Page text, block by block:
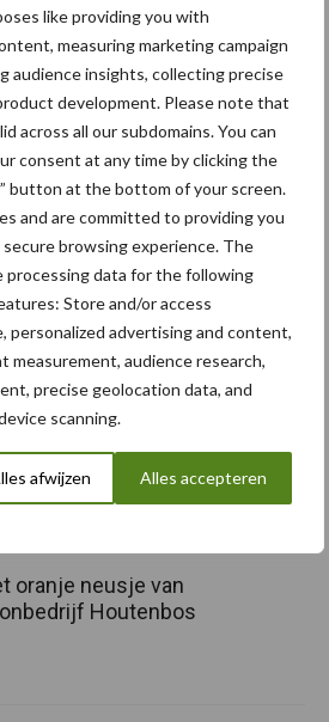
like providing you with
measuring marketing campaign
audience insights, collecting precise
development. Please note that
across all our subdomains. You can
consent at any time by clicking the
button at the bottom of your screen.
and are committed to providing you
browsing experience. The
processing data for the following
Store and/or access
personalized advertising and content,
measurement, audience research,
precise geolocation data, and
scanning.
afwijzen Alles accepteren
ontvangers die met kwaliteit in het
is nu verkrijgbaar via het
geautoriseerde dealers van Topcon
over de oplossing voor
het volledige scala van
van Topcon Agriculture, kunt u
linebezoeken.
jou! trekkers
313 van familie Calis:
kelderbouw tot balen
oranje neusje van
Houtenbos